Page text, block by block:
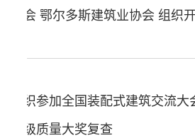
组织参加全国装配式建筑交流大
家级质量大奖复查